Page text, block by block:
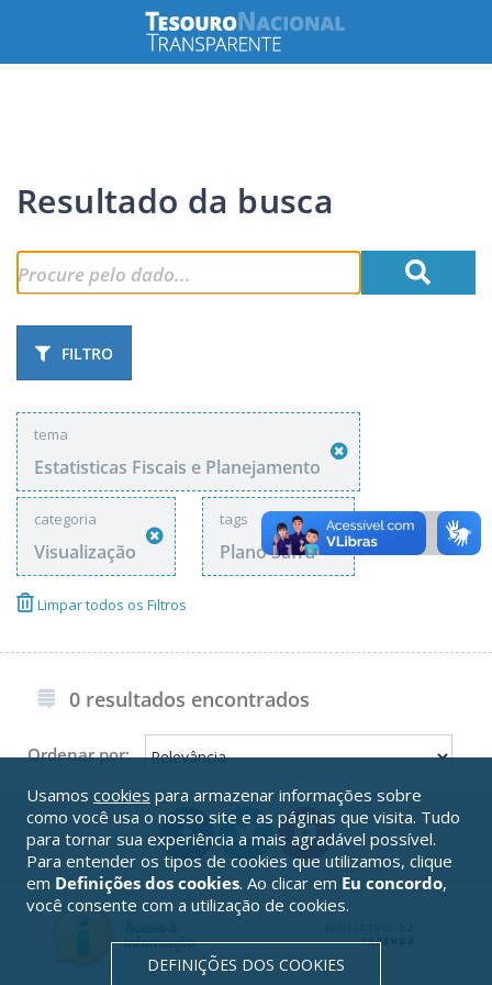
Resultado da busca
FILTRO
tema
Estatisticas Fiscais e Planejamento
categoria
Visualização
tags
Plano Safra
Limpar todos os Filtros
0 resultados encontrados
Ordenar por:
Usamos cookies para armazenar informações sobre
como você usa o nosso site e as páginas que visita. Tudo
para tornar sua experiência a mais agradável possível.
Para entender os tipos de cookies que utilizamos, clique
em Definições dos cookies. Ao clicar em Eu concordo,
você consente com a utilização de cookies.
DEFINIÇÕES DOS COOKIES